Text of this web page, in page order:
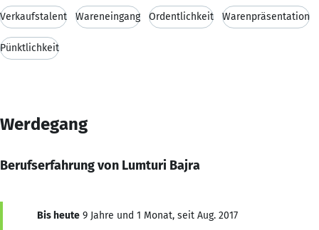
Verkaufstalent Wareneingang Ordentlichkeit Warenpräsentation
Pünktlichkeit
Werdegang
Berufserfahrung von Lumturi Bajra
Bis heute 9 Jahre und 1 Monat, seit Aug. 2017